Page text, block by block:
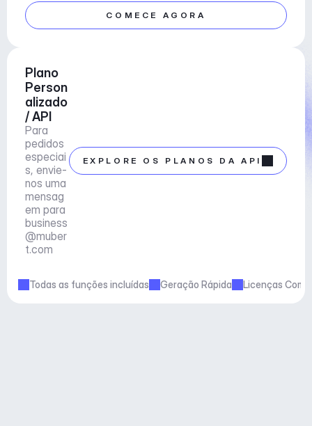
COMECE AGORA
Plano
Person
alizado
/ API
Para
pedidos
especiai
s, envie-
nos uma
mensag
business
@muber
t.com
EXPLORE OS PLANOS DA API
Todas as funções incluídas Geração Rápida Licenças